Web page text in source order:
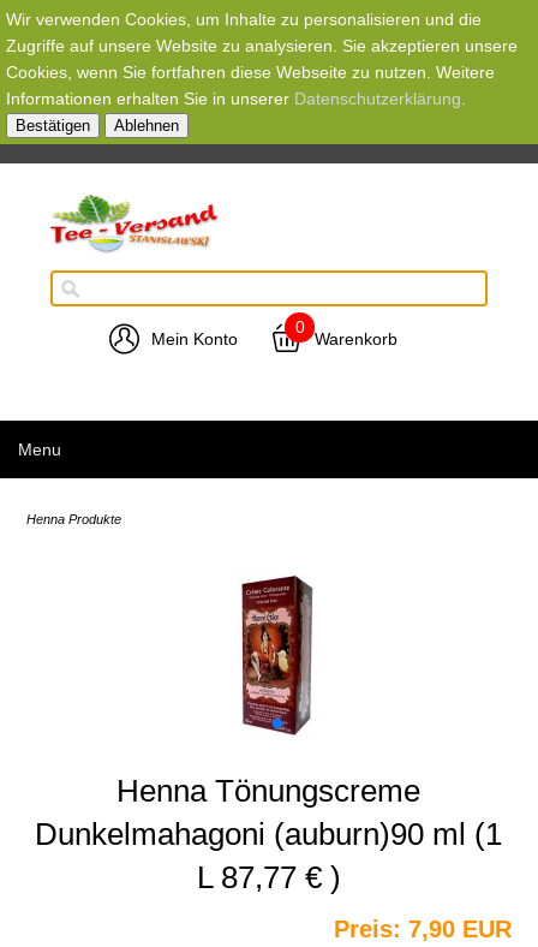
Wir verwenden Cookies, um Inhalte zu personalisieren und die
Zugriffe auf unsere Website zu analysieren. Sie akzeptieren unsere
Cookies, wenn Sie fortfahren diese Webseite zu nutzen. Weitere
Informationen erhalten Sie in unserer Datenschutzerklärung
Bestätigen Ablehnen
Mein Konto
0
Warenkorb
Menu
Henna Produkte
Henna Tönungscreme
Dunkelmahagoni (auburn)90 ml (1
L 87,77 € )
Preis: 7,90 EUR